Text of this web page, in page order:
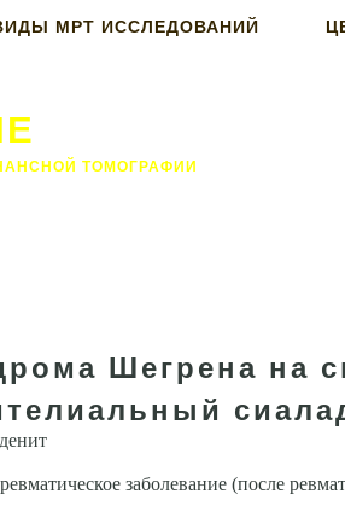
МРТ ИССЛЕДОВАНИЙ
ТОМОГРАФИИ
Шегрена на
за­болевание (после